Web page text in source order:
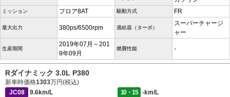
ミッション フロア8AT 駆動方式 FR
最大出力 380ps/6500rpm 過給器（ターボ）
スーパーチャージ
ャー
生産期間
2019年07月～201
9年09月
燃費性能 -
Rダイナミック 3.0L P380
新車時価格1303万円(税込)
JC08
9.6km/L 10・15
-km/L